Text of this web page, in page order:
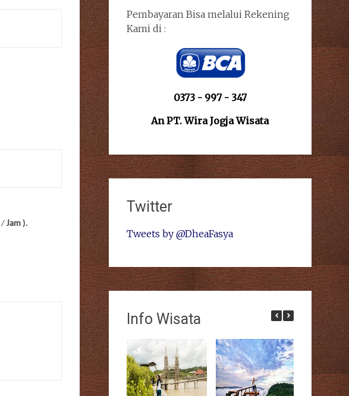
/ Jam ).
Pembayaran Bisa melalui Rekening
Kami di :
0373 - 997 - 347
An PT. Wira Jogja Wisata
Twitter
Tweets by @DheaFasya
Info Wisata